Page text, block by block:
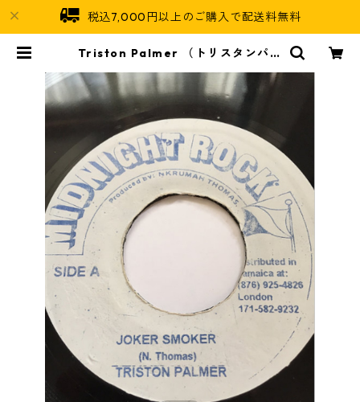
税込7,000円以上のご購入で配送料無料
Triston Palmer （トリスタンパー
amaican Soul